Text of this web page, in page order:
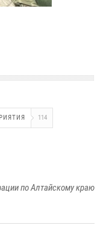
114
по Алтайскому краю